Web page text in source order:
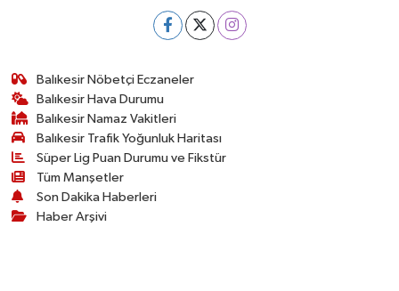
Balıkesir Nöbetçi Eczaneler
Balıkesir Hava Durumu
Balıkesir Namaz Vakitleri
Balıkesir Trafik Yoğunluk Haritası
Süper Lig Puan Durumu ve Fikstür
Tüm Manşetler
Son Dakika Haberleri
Haber Arşivi